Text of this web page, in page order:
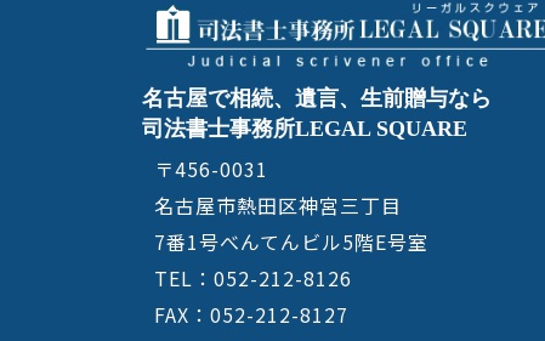
名古屋で相続、遺言、生前贈与なら
司法書士事務所LEGAL SQUARE
〒456-0031
名古屋市熱田区神宮三丁目
7番1号べんてんビル5階E号室
TEL：052-212-8126
FAX：052-212-8127